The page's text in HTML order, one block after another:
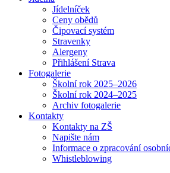
Jídelníček
Ceny obědů
Čipovací systém
Stravenky
Alergeny
Přihlášení Strava
Fotogalerie
Školní rok 2025–2026
Školní rok 2024–2025
Archiv fotogalerie
Kontakty
Kontakty na ZŠ
Napište nám
Informace o zpracování
Whistleblowing